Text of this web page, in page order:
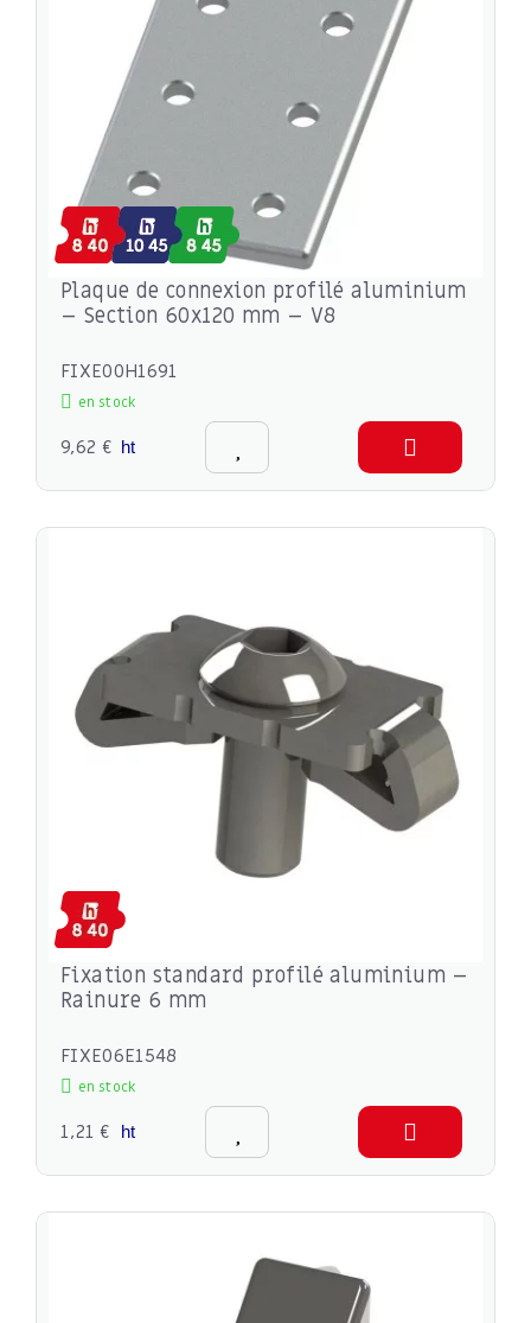
Plaque de connexion profilé aluminium
– Section 60x120 mm – V8
FIXE00H1691
en stock
9,62 € ht
Fixation standard profilé aluminium –
Rainure 6 mm
FIXE06E1548
en stock
1,21 € ht